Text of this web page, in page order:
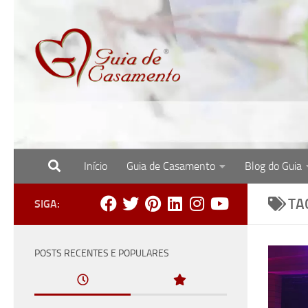
Site com o melhor para noivas, noivos e
Início Guia de Casamento Blog do Guia
SIGA:
POSTS RECENTES E POPULARES